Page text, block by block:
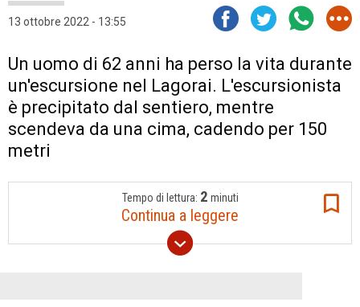
13 ottobre 2022 - 13:55
Un uomo di 62 anni ha perso la vita durante
un'escursione nel Lagorai. L'escursionista
è precipitato dal sentiero, mentre
scendeva da una cima, cadendo per 150
metri
Tempo di lettura: 2 minuti
Continua a leggere